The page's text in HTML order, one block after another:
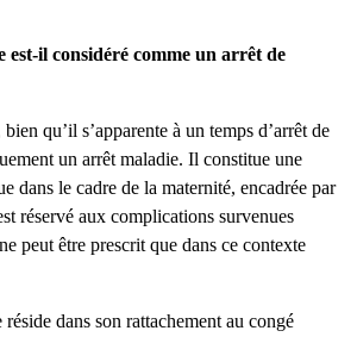
est-il considéré comme un arrêt de
qu’il s’apparente à un temps d’arrêt de
un arrêt maladie. Il constitue une
dans le cadre de la maternité, encadrée par
réservé aux complications survenues
peut être prescrit que dans ce contexte
dans son rattachement au congé